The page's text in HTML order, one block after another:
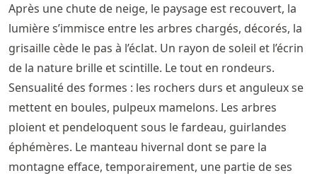
Après une chute de neige, le paysage est recouvert, la
lumière s’immisce entre les arbres chargés, décorés, la
grisaille cède le pas à l’éclat. Un rayon de soleil et l’écrin
de la nature brille et scintille. Le tout en rondeurs.
Sensualité des formes : les rochers durs et anguleux se
mettent en boules, pulpeux mamelons. Les arbres
ploient et pendeloquent sous le fardeau, guirlandes
éphémères. Le manteau hivernal dont se pare la
montagne efface, temporairement, une partie de ses